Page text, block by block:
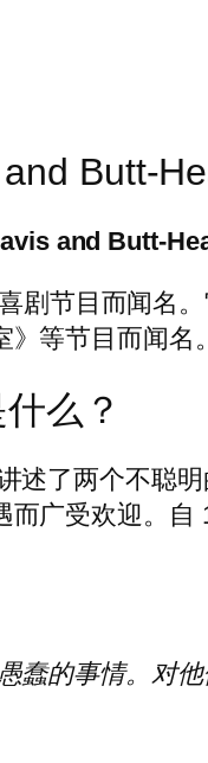
Butt-
and Butt-
剧节目而闻名
等节目而闻名。
么？
述了两个不聪
广受欢迎。
的事情。对他